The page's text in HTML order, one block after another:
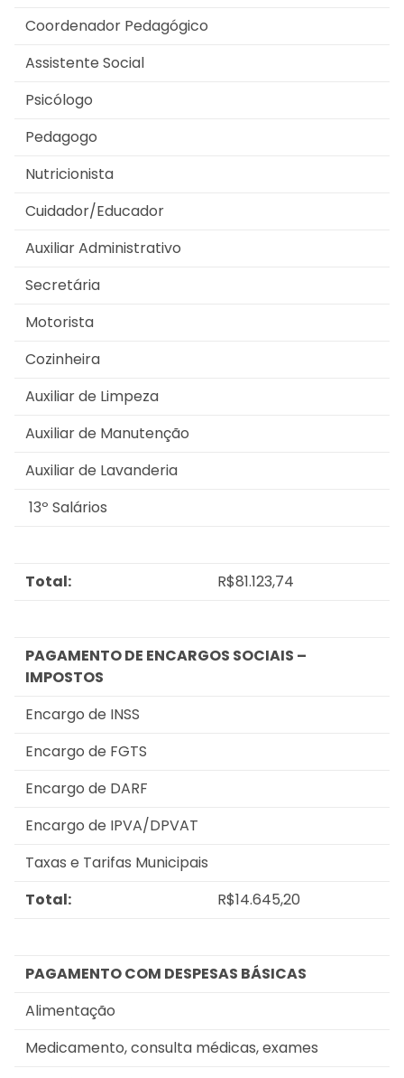
Coordenador Pedagógico
Assistente Social
Psicólogo
Pedagogo
Nutricionista
Cuidador/Educador
Auxiliar Administrativo
Secretária
Motorista
Cozinheira
Auxiliar de Limpeza
Auxiliar de Manutenção
Auxiliar de Lavanderia
13º Salários
Total: R$81.123,74
PAGAMENTO DE ENCARGOS SOCIAIS –
IMPOSTOS
Encargo de INSS
Encargo de FGTS
Encargo de DARF
Encargo de IPVA/DPVAT
Taxas e Tarifas Municipais
Total:
R$14.645,20
PAGAMENTO COM DESPESAS BÁSICAS
Alimentação
Medicamento, consulta médicas, exames